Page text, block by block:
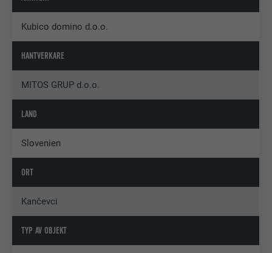
Kubico domino d.o.o.
HANTVERKARE
MITOS GRUP d.o.o.
LAND
Slovenien
ORT
Kančevci
TYP AV OBJEKT